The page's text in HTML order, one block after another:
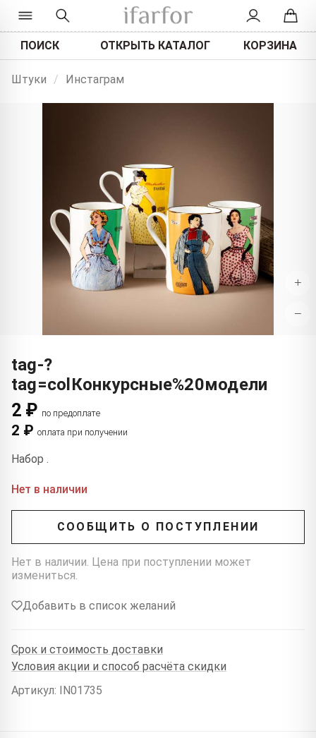
ПОИСК ОТКРЫТЬ КАТАЛОГ КОРЗИНА
Штуки / Инстаграм
+
−
tag-?
tag=colКонкурсные%20модели
2 ₽ по предоплате
2 ₽ оплата при получении
Набор .
Нет в наличии
СООБЩИТЬ О ПОСТУПЛЕНИИ
Нет в наличии. Цена при поступлении может
измениться.
Добавить в список желаний
Срок и стоимость доставки
Условия акции и способ расчёта скидки
Артикул: IN01735